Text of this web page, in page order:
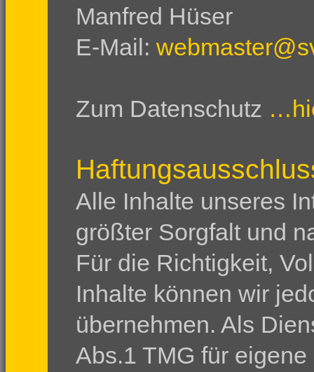
Manfred Hüser
E-Mail:
Zum Datenschutz
Alle Inhalte unseres
größter Sorgfalt und
Für die Richtigkeit,
Inhalte können wir
übernehmen. Als
Abs.1 TMG für